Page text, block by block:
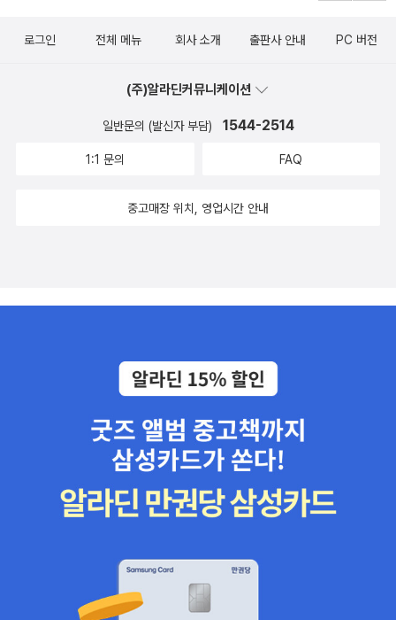
로그인 전체 메뉴 회사 소개 출판사 안내 PC 버전
(주)알라딘커뮤니케이션
일반문의 (발신자 부담) 1544-2514
1:1 문의 FAQ
중고매장 위치, 영업시간 안내